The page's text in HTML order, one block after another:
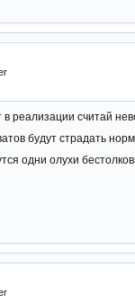
в реализации считай
будут страдать
одни олухи